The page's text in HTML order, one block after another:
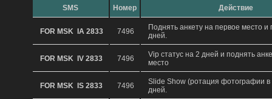
SMS Hомер Действие
FOR MSK IA 2833 7496
Поднять анкету на первое место и
дней.
FOR MSK IV 2833 7496
Vip статус на 2 дней и поднять
место
FOR MSK IS 2833 7496
Slide Show (ротация фотографии в
дней.